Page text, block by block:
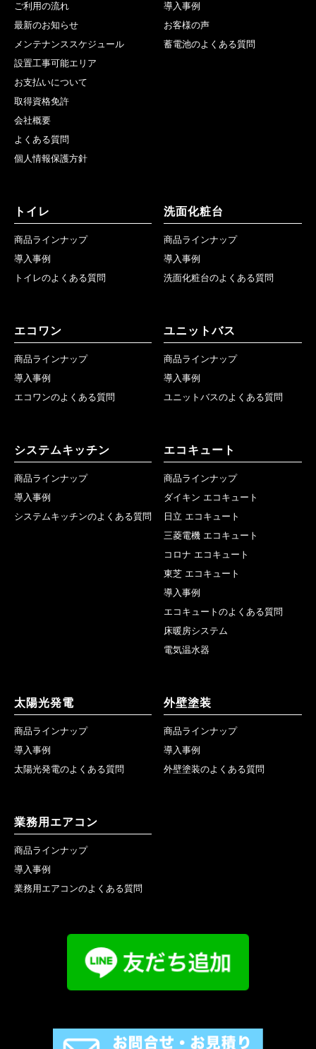
ご利用の流れ
最新のお知らせ
メンテナンススケジュール
設置工事可能エリア
お支払いについて
取得資格免許
会社概要
よくある質問
個人情報保護方針
導入事例
お客様の声
蓄電池のよくある質問
トイレ
商品ラインナップ
導入事例
トイレのよくある質問
洗面化粧台
商品ラインナップ
導入事例
洗面化粧台のよくある質問
エコワン
商品ラインナップ
導入事例
エコワンのよくある質問
ユニットバス
商品ラインナップ
導入事例
ユニットバスのよくある質問
システムキッチン
商品ラインナップ
導入事例
システムキッチンのよくある質問
エコキュート
商品ラインナップ
ダイキン エコキュート
日立 エコキュート
三菱電機 エコキュート
コロナ エコキュート
東芝 エコキュート
導入事例
エコキュートのよくある質問
床暖房システム
電気温水器
太陽光発電
商品ラインナップ
導入事例
太陽光発電のよくある質問
外壁塗装
商品ラインナップ
導入事例
外壁塗装のよくある質問
業務用エアコン
商品ラインナップ
導入事例
業務用エアコンのよくある質問